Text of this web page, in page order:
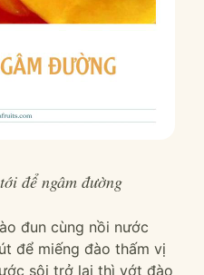
để ngâm đường
đun cùng nồi nước
để miếng đào thấm vị
sôi trở lại thì vớt đào